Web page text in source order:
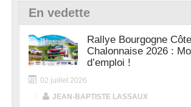
En vedette
Rallye Bourgogne Côte
Chalonnaise 2026 :
d’emploi !
02 juillet 2026
JEAN-BAPTISTE LASSAUX